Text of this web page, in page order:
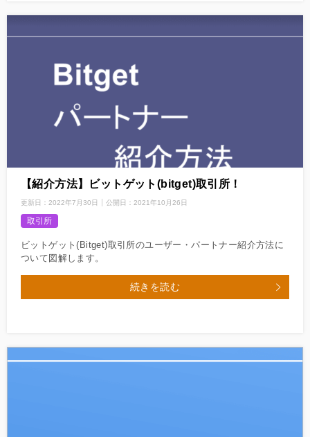
【紹介方法】ビットゲット(bitget)取引所！
更新日： 2022年7月30日 公開日： 2021年10月26日
取引所
ビットゲット(Bitget)取引所のユーザー・パートナー紹介方法に
ついて図解します。
続きを読む